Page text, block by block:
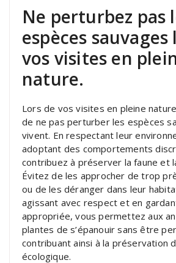
Ne perturbez pas
espèces sauvages
vos visites en
nature.
Lors de vos visites en pleine
de ne pas perturber les espèces
vivent. En respectant leur
adoptant des comportements
contribuez à préserver la faune et
Évitez de les approcher de trop
ou de les déranger dans leur
agissant avec respect et en
appropriée, vous permettez aux
plantes de s’épanouir sans être
contribuant ainsi à la préservation
écologique.